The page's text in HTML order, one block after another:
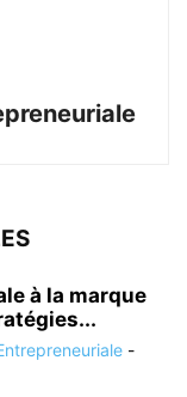
à la marque
-